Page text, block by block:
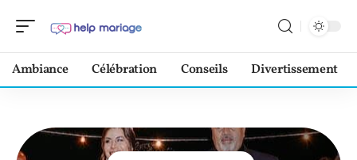
Ambiance Célébration Conseils Divertissement